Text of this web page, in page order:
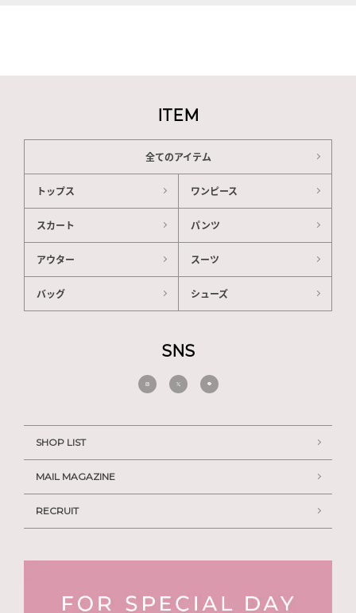
ITEM
全てのアイテム
トップス ワンピース
スカート パンツ
アウター スーツ
バッグ シューズ
SNS
SHOP LIST
MAIL MAGAZINE
RECRUIT